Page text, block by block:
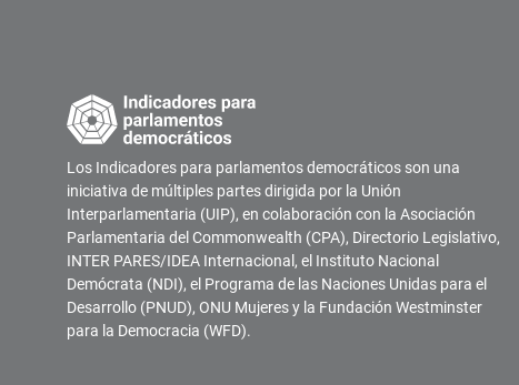
Los Indicadores para parlamentos democráticos son una
iniciativa de múltiples partes dirigida por la Unión
Interparlamentaria (UIP), en colaboración con la Asociación
Parlamentaria del Commonwealth (CPA), Directorio Legislativo,
INTER PARES/IDEA Internacional, el Instituto Nacional
Demócrata (NDI), el Programa de las Naciones Unidas para el
Desarrollo (PNUD), ONU Mujeres y la Fundación Westminster
para la Democracia (WFD).